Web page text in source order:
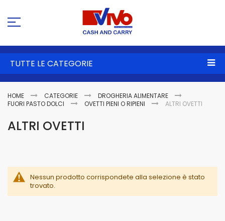
TUTTE LE CATEGORIE
HOME CATEGORIE
DROGHERIA ALIMENTARE
FUORI PASTO DOLCI
OVETTI PIENI O RIPIENI ALTRI OVETTI
ALTRI OVETTI
Nessun prodotto corrispondete alla selezione è stato
trovato.